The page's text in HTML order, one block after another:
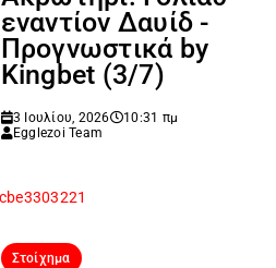
εναντίον Δαυίδ -
Προγνωστικά by
Kingbet (3/7)
3 Ιουλίου, 2026
10:31 πμ
Egglezoi Team
Στοίχημα